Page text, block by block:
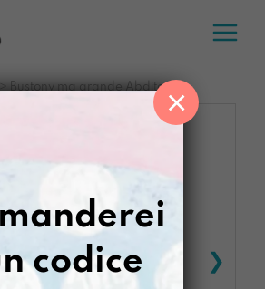
> Bustony ma grande Abditory
codice
×